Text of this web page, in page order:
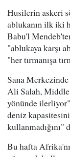
Husilerin askeri
ablukanın ilk iki
Babu'l
"ablukaya karşı
"her tırmanışa
Sana Merkezinde
Ali Salah, Middle
yönünde
deniz
kullanmadığını"
Bu hafta